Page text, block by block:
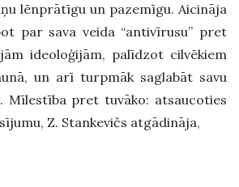
lēnprātīgu un pazemīgu. Aicināja
par sava veida “antivīrusu” pret
ideoloģijām, palīdzot cilvēkiem
un arī turpmāk saglabāt savu
pret tuvāko: atsaucoties
Z. Stankevičs atgādināja,